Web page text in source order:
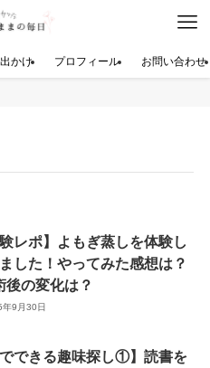
かけ プロフィール お問い合わせ
験レポ】よもぎ蒸しを体験し
した！やってみた感想は？
後の変化は？
年9月30日
でできる趣味探し①】読書を